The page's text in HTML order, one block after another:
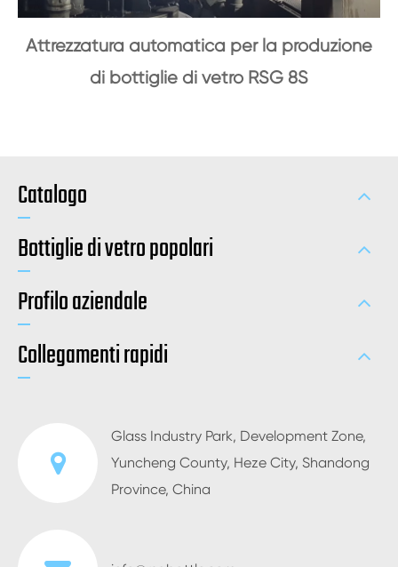
Attrezzatura automatica per la produzione
di bottiglie di vetro RSG 8S
Catalogo
Bottiglie di vetro popolari
Profilo aziendale
Collegamenti rapidi
Glass Industry Park, Development Zone,
Yuncheng County, Heze City, Shandong
Province, China